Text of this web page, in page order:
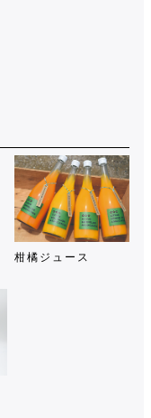
柑橘ジュース